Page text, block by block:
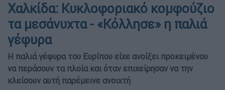
Χαλκίδα: Κυκλοφοριακό κομφούζιο
τα μεσάνυχτα - «Κόλλησε» η παλιά
γέφυρα
Η παλιά γέφυρα του Ευρίπου είχε ανοίξει προκειμένου
να περάσουν τα πλοία και όταν επιχείρησαν να την
κλείσουν αυτή παρέμεινε ανοιχτή